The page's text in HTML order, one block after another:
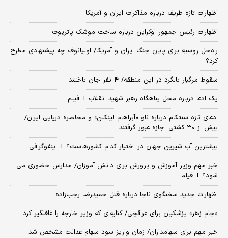
اظهارات تازه ظریف درباره مذاکرات ایران و آمریکا
اظهارات رئیس جمهور اوکراین درباره ساخت موشک پاتریوت
راه‌حل روسیه برای پایان جنگ ایران و آمریکا/ اولیانوف چه پیشنهادی مطرح
کرد؟
سقوط مرگبار بالگرد در این منطقه/ ۴ نفر جان باختند
یک ادعا درباره محل پناهگاه‌ رهبر شهید انقلاب + فیلم
ادعای تازه سنتکام درباره ناو «آبراهام لینکلن» و محاصره دریایی ایران/
بیش از ۳۰ کشتی اجازه عبور گرفتند
بیشترین آب شیرین جهان در اختیار کدام کشورهاست؟ + اینفوگرافی
خبر مهم وزیر آموزش و پرورش برای دانش آموزان/ مدارس حضوری می
شود؟ + فیلم
اظهارات جدید سخنگوی ناجا درباره قتل حمیدرضا رجب‌زاده
«جام زهر» پزشکیان برای عراقچی/ کنایه‌ای که وزیر خارجه را غافلگیر کرد
خبر مهم برای سهامداران/ زمان واریز سود سهام عدالت مشخص شد